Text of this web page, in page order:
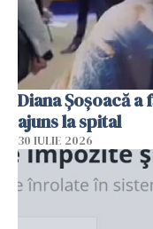
Diana Șoșoacă
ajuns la spital
30 IULIE 2026